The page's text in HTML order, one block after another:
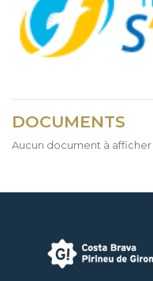
DOCUMENTS
Aucun document à afficher